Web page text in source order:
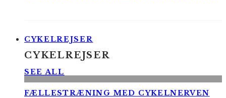
CYKELREJSER
CYKELREJSER
SEE ALL
FÆLLESTRÆNING MED CYKELNERVEN